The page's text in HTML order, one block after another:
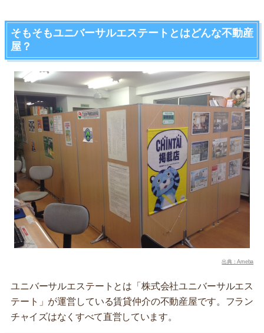
そもそもユニバーサルエステートとはどんな不動産
屋？
出典：Ameba
ユニバーサルエステートとは「株式会社ユニバーサルエス
テート」が運営している賃貸仲介の不動産屋です。フラン
チャイズはなくすべて直営しています。